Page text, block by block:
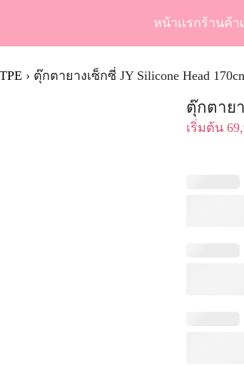
หน้าเเรกร้านค้า
for:
› ตุ๊กตายางเซ็กซี่ JY Silicone Head
ตุ๊กตายา
เริ่มต้น